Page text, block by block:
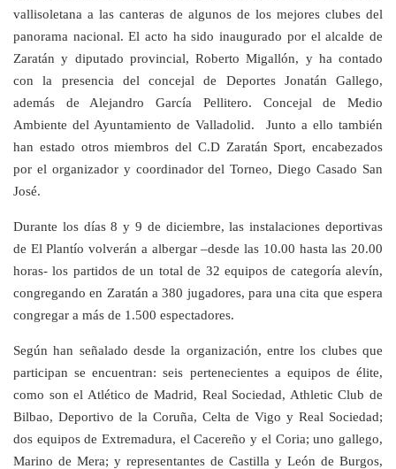
vallisoletana a las canteras de algunos de los mejores clubes del
panorama nacional. El acto ha sido inaugurado por el alcalde de
Zaratán y diputado provincial, Roberto Migallón, y ha contado
con la presencia del concejal de Deportes Jonatán Gallego,
además de Alejandro García Pellitero. Concejal de Medio
Ambiente del Ayuntamiento de Valladolid. Junto a ello también
han estado otros miembros del C.D Zaratán Sport, encabezados
por el organizador y coordinador del Torneo, Diego Casado San
José.
Durante los días 8 y 9 de diciembre, las instalaciones deportivas
de El Plantío volverán a albergar –desde las 10.00 hasta las 20.00
horas- los partidos de un total de 32 equipos de categoría alevín,
congregando en Zaratán a 380 jugadores, para una cita que espera
congregar a más de 1.500 espectadores.
Según han señalado desde la organización, entre los clubes que
participan se encuentran: seis pertenecientes a equipos de élite,
como son el Atlético de Madrid, Real Sociedad, Athletic Club de
Bilbao, Deportivo de la Coruña, Celta de Vigo y Real Sociedad;
dos equipos de Extremadura, el Cacereño y el Coria; uno gallego,
Marino de Mera; y representantes de Castilla y León de Burgos,